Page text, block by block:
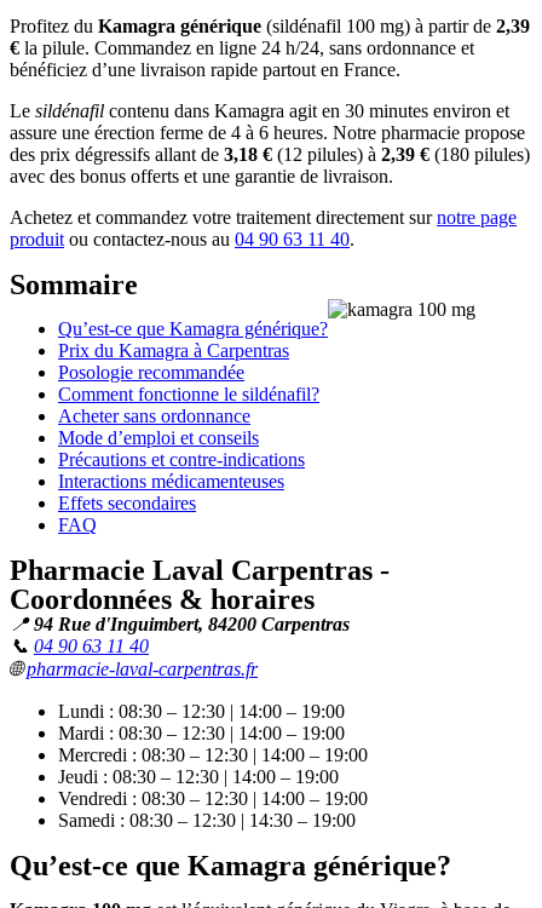
Profitez du Kamagra générique (sildénafil 100 mg) à partir de 2,39
€ la pilule. Commandez en ligne 24 h/24, sans ordonnance et
bénéficiez d’une livraison rapide partout en France.
Le sildénafil contenu dans Kamagra agit en 30 minutes environ et
assure une érection ferme de 4 à 6 heures. Notre pharmacie propose
des prix dégressifs allant de 3,18 € (12 pilules) à 2,39 € (180 pilules)
avec des bonus offerts et une garantie de livraison.
Achetez et commandez votre traitement directement surnotre page
produitou contactez-nous au 04 90 63 11 40.
Sommaire
Qu’est-ce que Kamagra générique?
Prix du Kamagra à Carpentras
Posologie recommandée
Comment fonctionne le sildénafil?
Acheter sans ordonnance
Mode d’emploi et conseils
Précautions et contre-indications
Interactions médicamenteuses
Effets secondaires
FAQ
Pharmacie Laval Carpentras -
Coordonnées & horaires
📍94 Rue d'Inguimbert, 84200 Carpentras
📞 04 90 63 11 40
🌐pharmacie-laval-carpentras.fr
Lundi : 08:30 – 12:30 | 14:00 – 19:00
Mardi : 08:30 – 12:30 | 14:00 – 19:00
Mercredi : 08:30 – 12:30 | 14:00 – 19:00
Jeudi : 08:30 – 12:30 | 14:00 – 19:00
Vendredi : 08:30 – 12:30 | 14:00 – 19:00
Samedi : 08:30 – 12:30 | 14:30 – 19:00
Qu’est-ce que Kamagra générique?